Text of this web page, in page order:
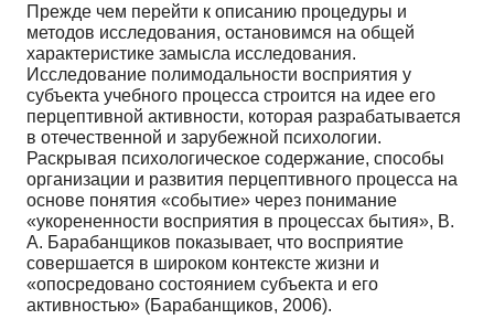
Прежде чем перейти к описанию процедуры и
методов исследования, остановимся на общей
характеристике замысла исследования.
Исследование полимодальности восприятия у
субъекта учебного процесса строится на идее его
перцептивной активности, которая разрабатывается
в отечественной и зарубежной психологии.
Раскрывая психологическое содержание, способы
организации и развития перцептивного процесса на
основе понятия «событие» через понимание
«укорененности восприятия в процессах бытия», В.
А. Барабанщиков показывает, что восприятие
совершается в широком контексте жизни и
«опосредовано состоянием субъекта и его
активностью» (Барабанщиков, 2006).